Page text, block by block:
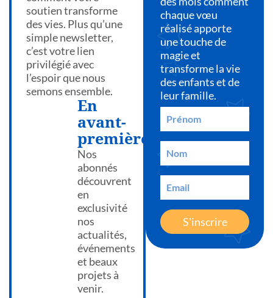
soutien transforme
des vies. Plus qu’une
simple newsletter,
c’est votre lien
privilégié avec
l’espoir que nous
semons ensemble.
En
avant-
première
Nos
abonnés
découvrent
en
exclusivité
nos
actualités,
événements
et beaux
projets à
venir.
chaque vœu
réalisé apporte
une touche de
magie et
transforme la vie
des enfants et de
leur famille.
S'inscrire